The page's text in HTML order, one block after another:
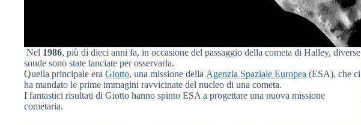
Nel 1986, più di dieci anni fa, in occasione del passaggio della cometa di Halley, diverse
sonde sono state lanciate per osservarla.
Quella principale era Giotto, una missione della Agenzia Spaziale Europea (ESA), che ci
ha mandato le prime immagini ravvicinate del nucleo di una cometa.
I fantastici risultati di Giotto hanno spinto ESA a progettare una nuova missione
cometaria.